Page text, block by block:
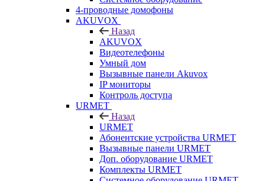
4-проводные домофоны
AKUVOX
Назад
AKUVOX
Видеотелефоны
Умный дом
Вызывные панели Akuvox
IP мониторы
Контроль доступа
URMET
Назад
URMET
Абонентские устройства URMET
Вызывные панели URMET
Доп. оборудование URMET
Комплекты URMET